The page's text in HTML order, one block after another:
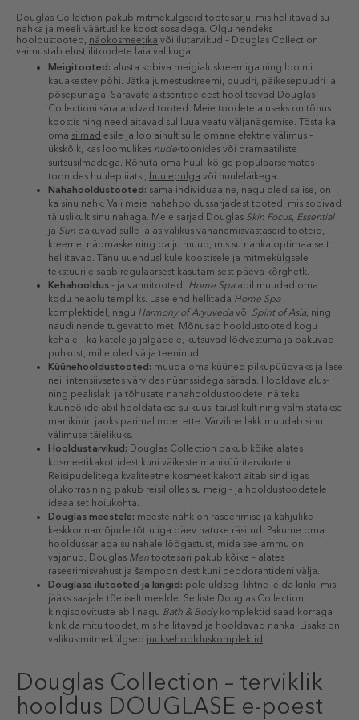
Douglas Collection pakub mitmekülgseid tootesarju, mis hellitavad su
nahka ja meeli väärtuslike koostisosadega. Olgu nendeks
hooldustooted, näokosmeetika või ilutarvikud – Douglas Collection
vaimustab elustiilitoodete laia valikuga.
Meigitooted: alusta sobiva meigialuskreemiga ning loo nii
kauakestev põhi. Jätka jumestuskreemi, puudri, päikesepuudri ja
põsepunaga. Säravate aktsentide eest hoolitsevad Douglas
Collectioni sära andvad tooted. Meie toodete aluseks on tõhus
koostis ning need aitavad sul luua veatu väljanägemise. Tõsta ka
oma silmad esile ja loo ainult sulle omane efektne välimus –
ükskõik, kas loomulikes nude-toonides või dramaatiliste
suitsusilmadega. Rõhuta oma huuli kõige populaarsemates
toonides huulepliiatsi, huulepulga või huuleläikega.
Nahahooldustooted: sama individuaalne, nagu oled sa ise, on
ka sinu nahk. Vali meie nahahooldussarjadest tooted, mis sobivad
täiuslikult sinu nahaga. Meie sarjad Douglas Skin Focus, Essential
ja Sun pakuvad sulle laias valikus vananemisvastaseid tooteid,
kreeme, näomaske ning palju muud, mis su nahka optimaalselt
hellitavad. Tänu uuenduslikule koostisele ja mitmekülgsele
tekstuurile saab regulaarsest kasutamisest päeva kõrghetk.
Kehahooldus - ja vannitooted: Home Spaabil muudad oma
kodu heaolu templiks. Lase end hellitada Home Spa
komplektidel, nagu Harmony of Aryuvedavõi Spirit of Asia, ning
naudi nende tugevat toimet. Mõnusad hooldustooted kogu
kehale – ka kätele ja jalgadele , kutsuvad lõdvestuma ja pakuvad
puhkust, mille oled välja teeninud.
Küünehooldustooted: muuda oma küüned pilkupüüdvaks ja lase
neil intensiivsetes värvides nüanssidega särada. Hooldava alus-
ning pealislaki ja tõhusate nahahooldustoodete, näiteks
küüneõlide abil hooldatakse su küüsi täiuslikult ning valmistatakse
maniküüri jaoks parimal moel ette. Värviline lakk muudab sinu
välimuse täielikuks.
Hooldustarvikud: Douglas Collection pakub kõike alates
kosmeetikakottidest kuni väikeste maniküüritarvikuteni.
Reisipudelitega kvaliteetne kosmeetikakott aitab sind igas
olukorras ning pakub reisil olles su meigi- ja hooldustoodetele
ideaalset hoiukohta.
Douglas meestele: meeste nahk on raseerimise ja kahjulike
keskkonnamõjude tõttu iga päev natuke räsitud. Pakume oma
hooldussarjaga su nahale lõõgastust, mida see ammu on
vajanud. Douglas Men tootesari pakub kõike – alates
raseerimisvahust ja šampoonidest kuni deodorantideni välja.
Douglase ilutooted ja kingid: pole üldsegi lihtne leida kinki, mis
jääks saajale tõeliselt meelde. Selliste Douglas Collectioni
kingisoovituste abil nagu Bath & Bodykomplektid saad korraga
kinkida mitu toodet, mis hellitavad ja hooldavad nahka. Lisaks on
valikus mitmekülgsed juuksehoolduskomplektid
Douglas Collection – terviklik
hooldus DOUGLASE e-poest